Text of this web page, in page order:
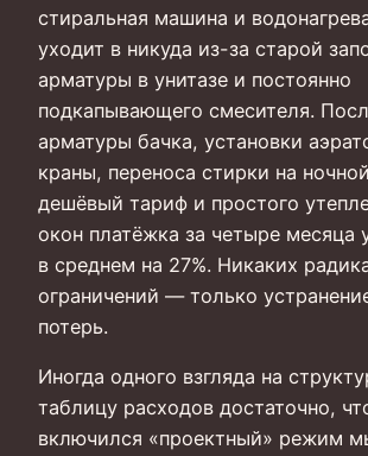
стиральная машина и
уходит в никуда из-за старой
арматуры в унитазе и постоянно
подкапывающего смесителя.
арматуры бачка, установки
краны, переноса стирки на
дешёвый тариф и простого
окон платёжка за четыре месяца
в среднем на 27%. Никаких
ограничений — только
потерь.
Иногда одного взгляда на
таблицу расходов достаточно,
включился «проектный» режим